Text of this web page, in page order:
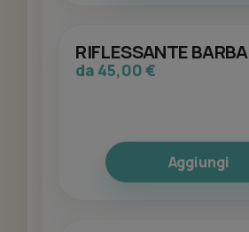
RIFLESSANTE BARBA
da 45,00 €
Aggiungi